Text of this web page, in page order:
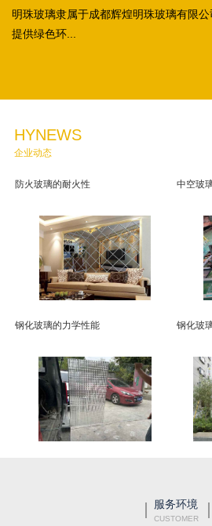
明珠玻璃隶属于成都辉煌明珠玻璃有限
提供绿色环...
HYNEWS
企业动态
防火玻璃的耐火性 中空玻
钢化玻璃的力学性能 钢化玻
服务环境
CUSTOMER